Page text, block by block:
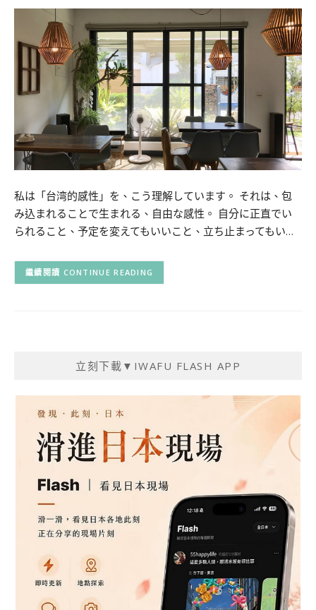
私は「台湾的感性」を、こう理解しています。 それは、包
み込まれることで生まれる、自由な感性。 自分に正直でい
られること、予定を変えてもいいこと、立ち止まってもい…
CONTINUE READING
立刻下載▼IWAFU FLASH APP